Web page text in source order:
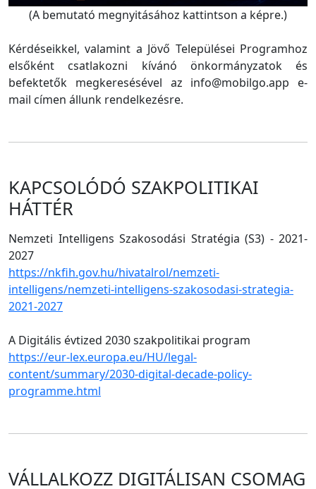
(A bemutató megnyitásához kattintson a képre.)
Kérdéseikkel, valamint a Jövő Települései Programhoz
elsőként csatlakozni kívánó önkormányzatok és
befektetők megkeresésével az info@mobilgo.app e-
mail címen állunk rendelkezésre.
KAPCSOLÓDÓ SZAKPOLITIKAI
HÁTTÉR
Nemzeti Intelligens Szakosodási Stratégia (S3) - 2021-
2027
https://nkfih.gov.hu/hivatalrol/nemzeti-
intelligens/nemzeti-intelligens-szakosodasi-strategia-
2021-2027
A Digitális évtized 2030 szakpolitikai program
https://eur-lex.europa.eu/HU/legal-
content/summary/2030-digital-decade-policy-
programme.html
VÁLLALKOZZ DIGITÁLISAN CSOMAG